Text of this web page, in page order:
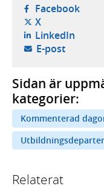
Facebook-
X- öppnas i ny
LinkedIn-
E-post-
Sidan är
kategorier:
Kommenterad
Relaterat